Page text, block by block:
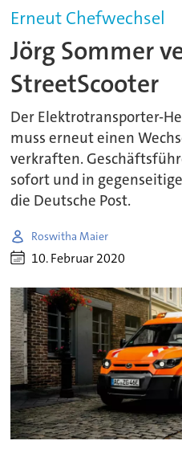
Erneut Chefwechsel
Jörg Sommer
StreetScooter
Der Elektrotransporter-
muss erneut einen
verkraften.
sofort und in
die Deutsche Post.
Roswitha Maier
10. Februar 2020